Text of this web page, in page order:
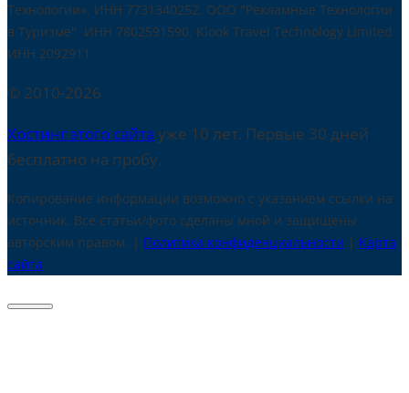
Технологии». ИНН 7731340252. ООО "Рекламные Технологии
в Туризме". ИНН 7802591590. Klook Travel Technology Limited
ИНН 2092911
© 2010-2026
Хостинг этого сайта уже 10 лет. Первые 30 дней
бесплатно на пробу.
Копирование информации возможно с указанием ссылки на
источник. Все статьи/фото сделаны мной и защищены
авторским правом. | Политика конфиденциальности | Карта
сайта